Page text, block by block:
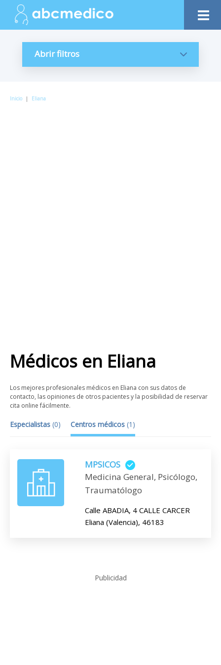
Abrir filtros
Inicio | Eliana
Médicos en Eliana
Los mejores profesionales médicos en Eliana con sus datos de
contacto, las opiniones de otros pacientes y la posibilidad de reservar
cita online fácilmente.
Especialistas (0) Centros médicos (1 )
MPSICOS
Medicina General, Psicólogo,
Traumatólogo
Calle ABADIA, 4 CALLE CARCER
Eliana (Valencia), 46183
Publicidad